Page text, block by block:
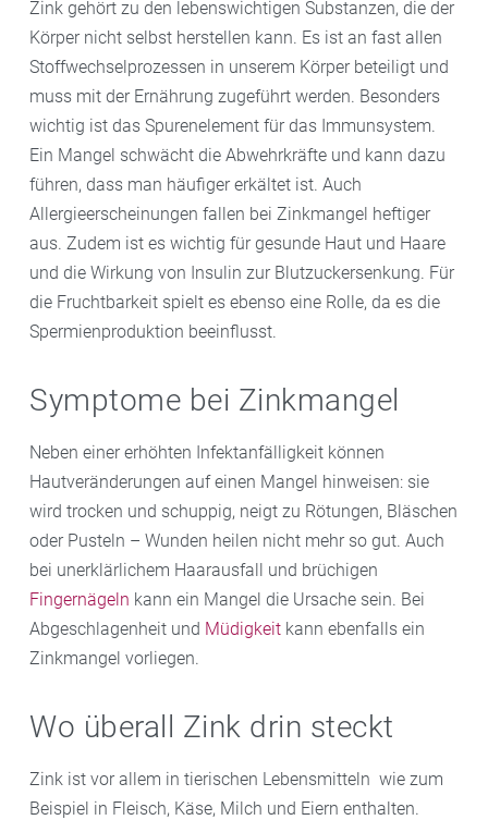
Zink gehört zu den lebenswichtigen Substanzen, die der
Körper nicht selbst herstellen kann. Es ist an fast allen
Stoffwechselprozessen in unserem Körper beteiligt und
muss mit der Ernährung zugeführt werden. Besonders
wichtig ist das Spurenelement für das Immunsystem.
Ein Mangel schwächt die Abwehrkräfte und kann dazu
führen, dass man häufiger erkältet ist. Auch
Allergieerscheinungen fallen bei Zinkmangel heftiger
aus. Zudem ist es wichtig für gesunde Haut und Haare
und die Wirkung von Insulin zur Blutzuckersenkung. Für
die Fruchtbarkeit spielt es ebenso eine Rolle, da es die
Spermienproduktion beeinflusst.
Symptome bei Zinkmangel
Neben einer erhöhten Infektanfälligkeit können
Hautveränderungen auf einen Mangel hinweisen: sie
wird trocken und schuppig, neigt zu Rötungen, Bläschen
oder Pusteln – Wunden heilen nicht mehr so gut. Auch
bei unerklärlichem Haarausfall und brüchigen
Fingernägeln kann ein Mangel die Ursache sein. Bei
Abgeschlagenheit und Müdigkeit kann ebenfalls ein
Zinkmangel vorliegen.
Wo überall Zink drin steckt
Zink ist vor allem in tierischen Lebensmitteln wie zum
Beispiel in Fleisch, Käse, Milch und Eiern enthalten.